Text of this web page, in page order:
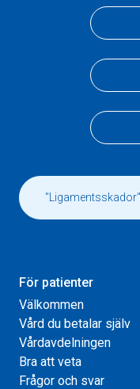
För patienter
Välkommen
Vård du betalar själv
Vårdavdelningen
Bra att veta
Frågor och svar